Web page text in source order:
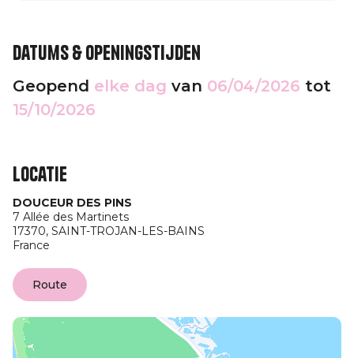
Datums & openingstijden
Geopend elke dag van 06/04/2026 tot
15/10/2026
Locatie
DOUCEUR DES PINS
7 Allée des Martinets
17370, SAINT-TROJAN-LES-BAINS
France
Route